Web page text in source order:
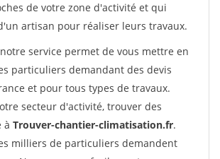
de votre zone d'activité et qui
artisan pour réaliser leurs travaux.
service permet de vous mettre en
particuliers demandant des devis
et pour tous types de travaux.
secteur d'activité, trouver des
à Trouver-chantier-climatisation.fr.
milliers de particuliers demandent